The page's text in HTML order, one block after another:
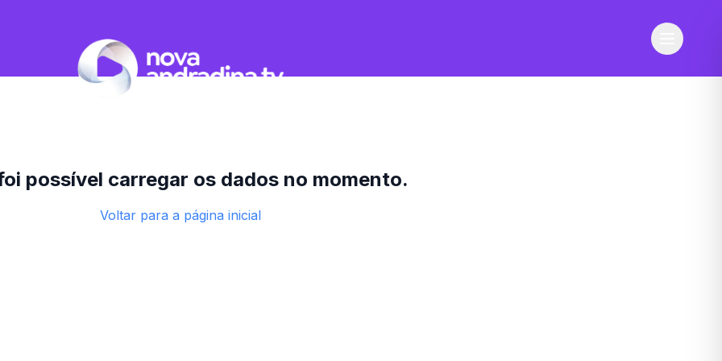
possível carregar os dados no momento.
Voltar para a página inicial